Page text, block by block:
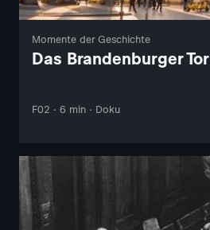
Momente der Geschichte
Das Brandenburger Tor
F02 · 6 min · Doku